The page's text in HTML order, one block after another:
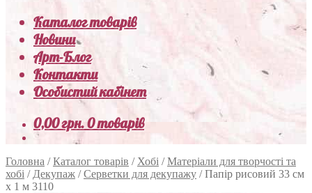
Каталог товарів
Новини
Арт-Блог
Контакти
Особистий кабінет
0,00грн.0 товарів
Головна /Каталог товарів / Хобі /Матеріали для творчості та
хобі / Декупаж /Серветки для декупажу /Папір рисовий 33 см
х 1 м 3110